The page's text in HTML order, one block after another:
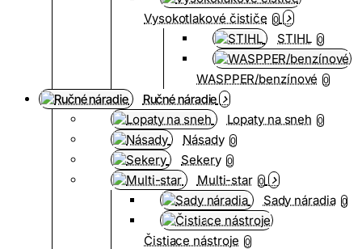
Vysokotlakové čističe 0
STIHL 0
WASPPER/benzínové 0
Ručné náradie
Lopaty na sneh 0
Násady 0
Sekery 0
Multi-star 0
Sady náradia 0
Čistiace nástroje 0